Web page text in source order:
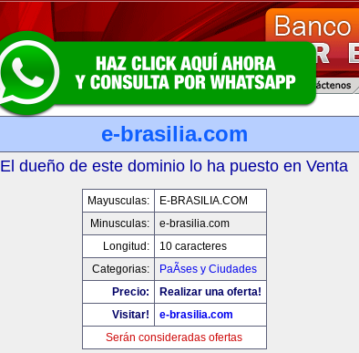
e-brasilia.com
El dueño de este dominio lo ha puesto en Venta
Mayusculas:
E-BRASILIA.COM
Minusculas:
e-brasilia.com
Longitud:
10 caracteres
Categorias:
PaÃ­ses y Ciudades
Precio:
Realizar una oferta!
Visitar!
e-brasilia.com
Serán consideradas ofertas